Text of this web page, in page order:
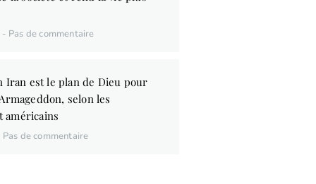
Pas de commentaire
Iran est le plan de Dieu pour
selon les
américains
Pas de commentaire